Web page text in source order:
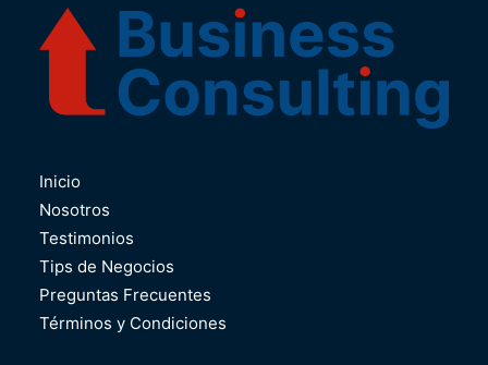
Inicio
Nosotros
Testimonios
Tips de Negocios
Preguntas Frecuentes
Términos y Condiciones